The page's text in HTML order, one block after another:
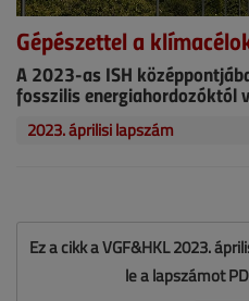
Gépészettel a
A 2023-as ISH
fosszilis energiahordozóktól
2023. áprilisi lapszám
Ez a cikk a VGF&HKL 2023.
le a lapszámot